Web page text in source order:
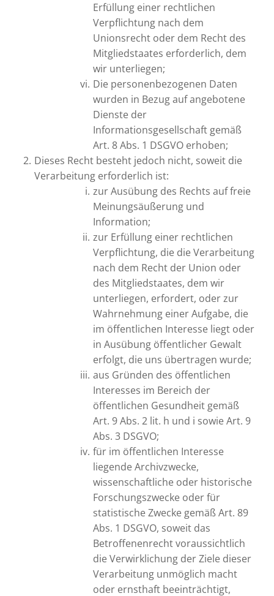
Erfüllung einer rechtlichen
Verpflichtung nach dem
Unionsrecht oder dem Recht des
Mitgliedstaates erforderlich, dem
wir unterliegen;
Die personenbezogenen Daten
wurden in Bezug auf angebotene
Dienste der
Informationsgesellschaft gemäß
Art. 8 Abs. 1 DSGVO erhoben;
Dieses Recht besteht jedoch nicht, soweit die
Verarbeitung erforderlich ist:
zur Ausübung des Rechts auf freie
Meinungsäußerung und
Information;
zur Erfüllung einer rechtlichen
Verpflichtung, die die Verarbeitung
nach dem Recht der Union oder
des Mitgliedstaates, dem wir
unterliegen, erfordert, oder zur
Wahrnehmung einer Aufgabe, die
im öffentlichen Interesse liegt oder
in Ausübung öffentlicher Gewalt
erfolgt, die uns übertragen wurde;
aus Gründen des öffentlichen
Interesses im Bereich der
öffentlichen Gesundheit gemäß
Art. 9 Abs. 2 lit. h und i sowie Art. 9
Abs. 3 DSGVO;
für im öffentlichen Interesse
liegende Archivzwecke,
wissenschaftliche oder historische
Forschungszwecke oder für
statistische Zwecke gemäß Art. 89
Abs. 1 DSGVO, soweit das
Betroffenenrecht voraussichtlich
die Verwirklichung der Ziele dieser
Verarbeitung unmöglich macht
oder ernsthaft beeinträchtigt,